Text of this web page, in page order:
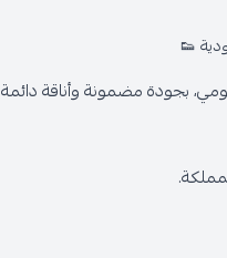
👟
بجودة مضمونة وأناقة دائمة